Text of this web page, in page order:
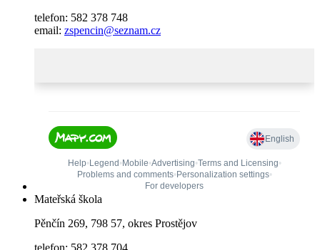
telefon: 582 378 748
email: zspencin@seznam.cz
Mateřská škola
Pěnčín 269, 798 57, okres Prostějov
telefon: 582 378 704